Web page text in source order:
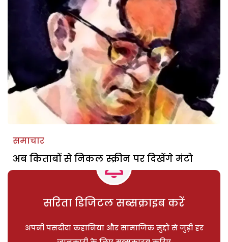
समाचार
अब किताबों से निकल स्क्रीन पर दिखेंगे मंटो
सरिता डिजिटल सब्सक्राइब करें
अपनी पसंदीदा कहानियां और सामाजिक मुद्दों से जुड़ी हर